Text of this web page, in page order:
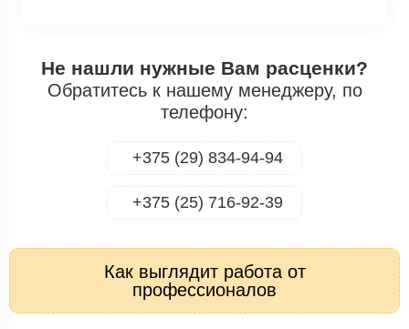
Не нашли нужные Вам расценки?
Обратитесь к нашему менеджеру, по
телефону:
+375 (29) 834-94-94
+375 (25) 716-92-39
Как выглядит работа от
профессионалов